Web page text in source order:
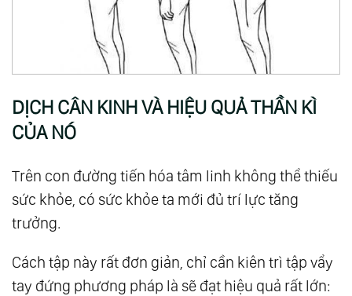
DỊCH CÂN KINH VÀ HIỆU QUẢ THẦN KÌ
CỦA NÓ
Trên con đường tiến hóa tâm linh không thể thiếu
sức khỏe, có sức khỏe ta mới đủ trí lực tăng
trưởng.
Cách tập này rất đơn giản, chỉ cần kiên trì tập vẩy
tay đứng phương pháp là sẽ đạt hiệu quả rất lớn: